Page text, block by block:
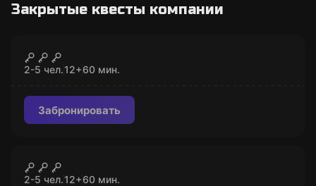
Закрытые квесты компании
Диско
2-5 чел.12+60 мин.
Забронировать
Астероид
2-5 чел.12+60 мин.